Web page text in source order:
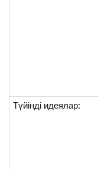
Түйінді идеялар: